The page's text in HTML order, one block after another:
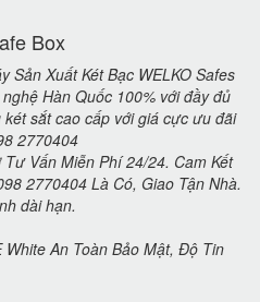
Box
Sản Xuất Két Bạc WELKO Safes
Hàn Quốc 100% với đầy đủ
sắt cao cấp với giá cực ưu đãi
2770404
Tư Vấn Miễn Phí 24/24. Cam Kết
2770404 Là Có, Giao Tận Nhà.
dài hạn.